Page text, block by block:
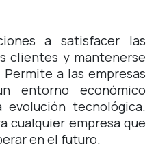
a satisfacer las
clientes y mantenerse
a las empresas
entorno económico
tecnológica.
cualquier empresa que
en el futuro.